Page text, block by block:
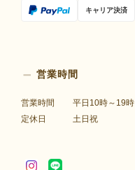
キャリア決済
営業時間
営業時間
平日10時～19時
定休日
土日祝